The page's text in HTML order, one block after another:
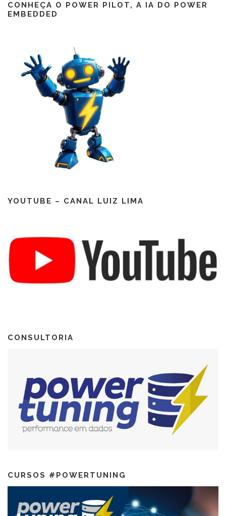
CONHEÇA O POWER PILOT, A IA DO POWER
EMBEDDED
YOUTUBE – CANAL LUIZ LIMA
CONSULTORIA
CURSOS #POWERTUNING